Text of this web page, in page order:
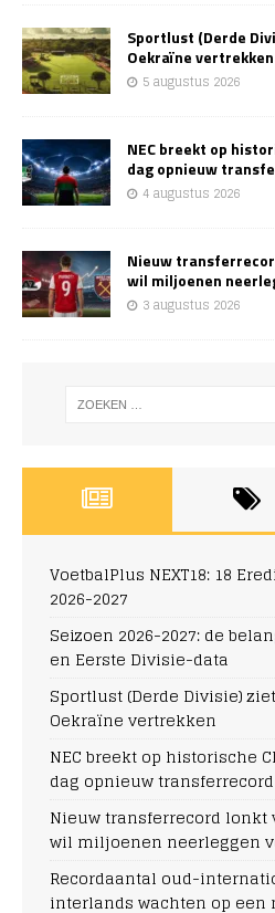
Sportlust (Derde
Oekraïne vertrekken
5 augustus 2026
NEC breekt op
dag opnieuw
4 augustus 2026
Nieuw
wil miljoenen
3 augustus 2026
VoetbalPlus NEXT18: 18
2026-2027
Seizoen 2026-2027: de
en Eerste Divisie-data
Sportlust (Derde Divisie)
Oekraïne vertrekken
NEC breekt op historische
dag opnieuw transferrecord
Nieuw transferrecord lonkt
wil miljoenen neerleggen
Recordaantal oud-
interlands wachten op een